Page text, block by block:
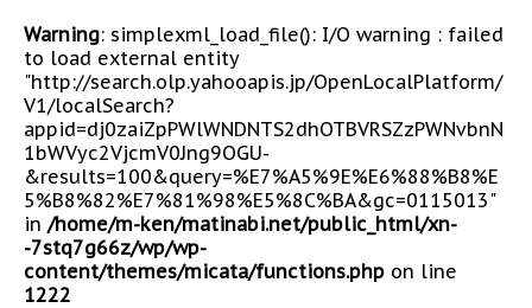
Warning: simplexml_load_file(): I/O warning : failed
to load external entity
"http://search.olp.yahooapis.jp/OpenLocalPlatform/
V1/localSearch?
appid=dj0zaiZpPWlWNDNTS2dhOTBVRSZzPWNvbnN
1bWVyc2VjcmV0Jng9OGU-
&results=100&query=%E7%A5%9E%E6%88%B8%E
5%B8%82%E7%81%98%E5%8C%BA&gc=0115013"
in /home/m-ken/matinabi.net/public_html/xn-
-7stq7g66z/wp/wp-
content/themes/micata/functions.php on line
1222